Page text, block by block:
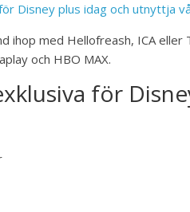
Disney plus idag och utnyttja
ihop med Hellofreash, ICA eller
och HBO MAX.
för